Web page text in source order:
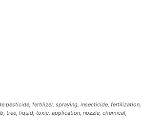
fertilizer, spraying, insecticide, fertilization,
tree, liquid, toxic, application, nozzle, chemical,